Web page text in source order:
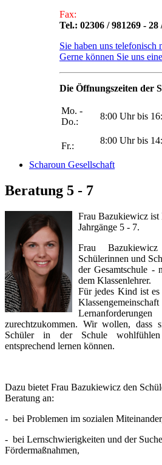
Fax:
Tel.: 02306 / 981269 - 28
Sie haben uns telefonisch
Gerne können Sie uns
Die Öffnungszeiten der
Mo. -
Do.:
8:00 Uhr bis
Fr.:
8:00 Uhr bis
Scharoun Gesellschaft
Beratung 5 - 7
Frau Bazukiewicz ist
Jahrgänge 5 - 7.
Frau
Schülerinnen und
der Gesamtschule -
dem Klassenlehrer.
Für jedes Kind ist
zurechtzukommen. Wir wollen, dass
Schüler in der Schule
entsprechend lernen können.
Dazu bietet Frau Bazukiewicz den
Beratung an:
- bei Problemen im sozialen
- bei Lernschwierigkeiten und der
Fördermaßnahmen,